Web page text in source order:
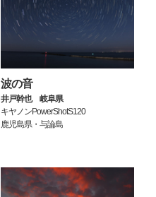
波の音
井戸幹也 岐阜県
キヤノンPowerShotS120
鹿児島県・与論島